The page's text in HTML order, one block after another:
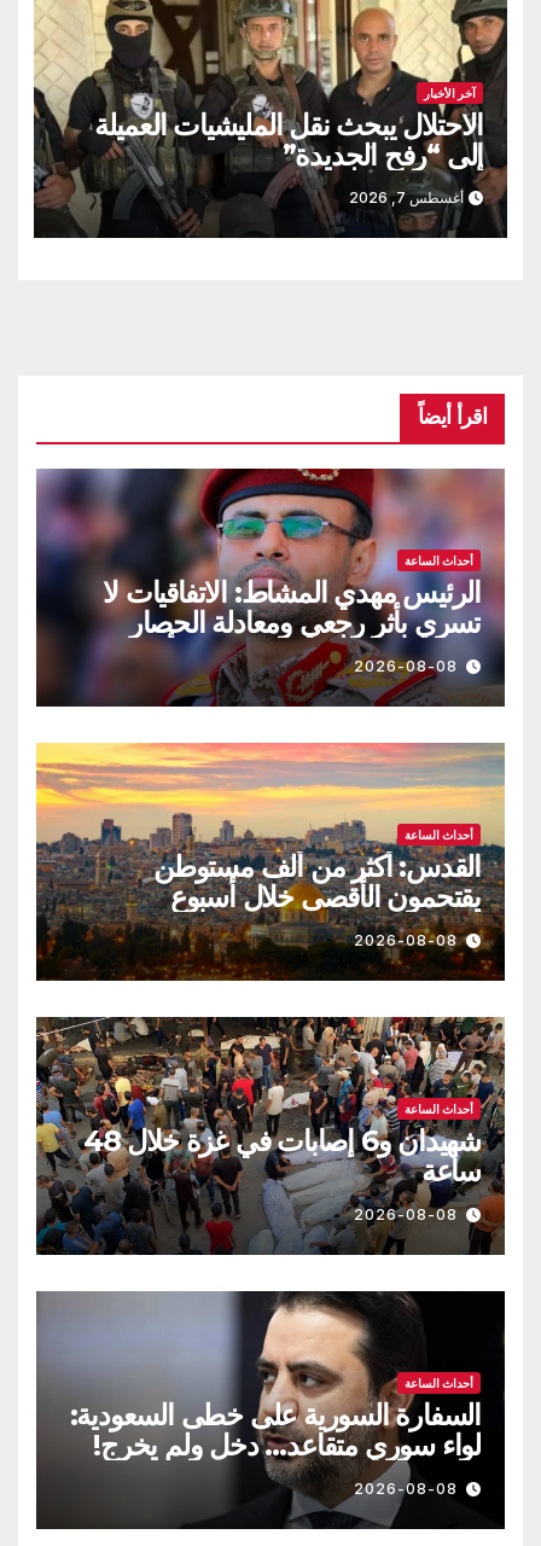
آخر الأخبار
الاحتلال يبحث نقل المليشيات العميلة
إلى “رفح الجديدة”
أغسطس 7, 2026
اقرأ أيضاً
أحداث الساعة
الرئيس مهدي المشاط: الاتفاقيات لا
تسري بأثر رجعي ومعادلة الحصار
بالحصار مستمرة حتى تحقق أهدافها
2026-08-08
أحداث الساعة
القدس: أكثر من ألف مستوطن
يقتحمون الأقصى خلال أسبوع
2026-08-08
أحداث الساعة
شهيدان و6 إصابات في غزة خلال 48
ساعة
2026-08-08
أحداث الساعة
السفارة السورية على خطى السعودية:
لواء سوري متقاعد… دخل ولم يخرج!
2026-08-08